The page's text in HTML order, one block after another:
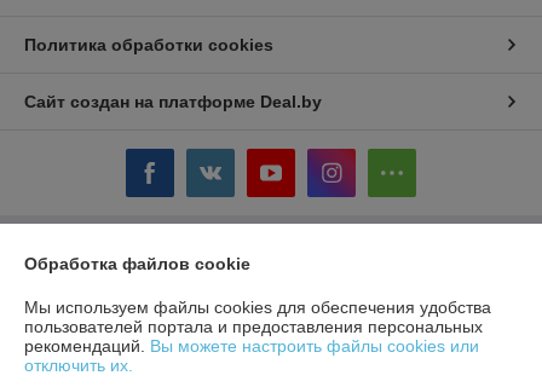
Политика обработки cookies
Сайт создан на платформе Deal.by
Информация для покупателя
Юридическое лицо:ЧТУП «БелТоргХолод»
220036, Республика Беларусь, г.Минск, пер. Домашевский, 9-9
Регистрационный номер ЕГР: 190859074
Обработка файлов cookie
Мы используем файлы cookies для обеспечения удобства
пользователей портала и предоставления персональных
рекомендаций. Вы можете настроить файлы cookies или
отключить их.